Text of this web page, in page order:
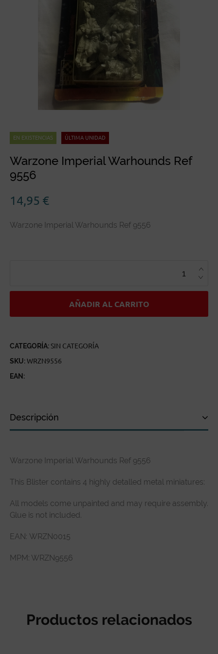
EN EXISTENCIAS ÚLTIMA UNIDAD
Warzone Imperial Warhounds Ref
9556
14,95 €
Warzone Imperial Warhounds Ref 9556
CANTIDAD
AÑADIR AL CARRITO
CATEGORÍA: SIN CATEGORÍA
SKU:WRZN9556
EAN:
Descripción
Especificaciones técnicas
Reseñas de clientes
Warzone Imperial Warhounds Ref 9556
This Blister contains 4 highly detalled metal miniatures:
All models come unpainted and may require assembly.
Glue is not included.
EAN: WRZN0015
MPM: WRZN9556
Productos relacionados